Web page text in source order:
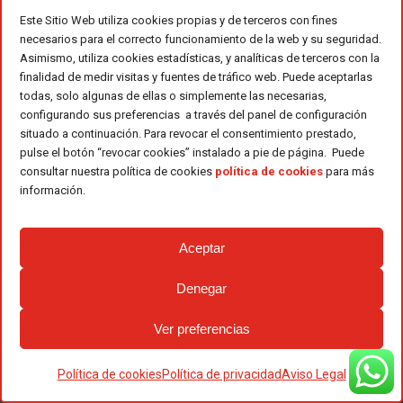
Este Sitio Web utiliza cookies propias y de terceros con fines
necesarios para el correcto funcionamiento de la web y su seguridad.
Asimismo, utiliza cookies estadísticas, y analíticas de terceros con la
finalidad de medir visitas y fuentes de tráfico web. Puede aceptarlas
todas, solo algunas de ellas o simplemente las necesarias,
configurando sus preferencias a través del panel de configuración
situado a continuación. Para revocar el consentimiento prestado,
pulse el botón “revocar cookies” instalado a pie de página. Puede
consultar nuestra política de cookies política de cookies para más
información.
Aceptar
Denegar
Ver preferencias
Política de cookiesPolítica de privacidadAviso Legal
Una desbrozadora ofrece un trabajo
polivalente. Ideales para el
desmalezado, el corte de arbustos y
matorrales, limpieza de terrenos,
despeje y mantenimiento de áreas de
difícil acceso.
¡Son altamente efectivas! Permite el
desbroce de muchos tipos de
diferencia entre un recortabordes y
Por lo general, son herramientas
de alta intensidad.
Una gran ventaja que ofrece es que
permite el uso mediante hilo de nylon
o de disco, motivo de ello su gran